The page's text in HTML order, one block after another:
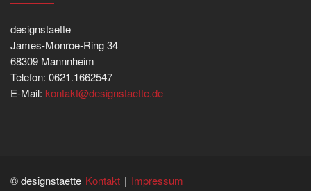
designstaette
James-Monroe-Ring 34
68309 Mannnheim
Telefon: 0621.1662547
E-Mail: kontakt@designstaette.de
© designstaette Kontakt | Impressum